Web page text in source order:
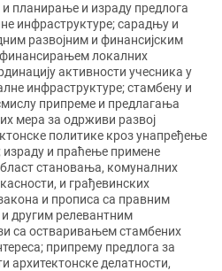
планирање и израду предлога
инфраструктуре; сарадњу и
развојним и финансијским
финансирањем локалних
активности учесника у
инфраструктуре; стамбену и
припреме и предлагања
мера за одрживи развој
политике кроз унапређење
израду и праћење примене
становања, комуналних
и грађевинских
и прописа са правним
другим релевантним
са остваривањем стамбених
припрему предлога за
архитектонске делатности,